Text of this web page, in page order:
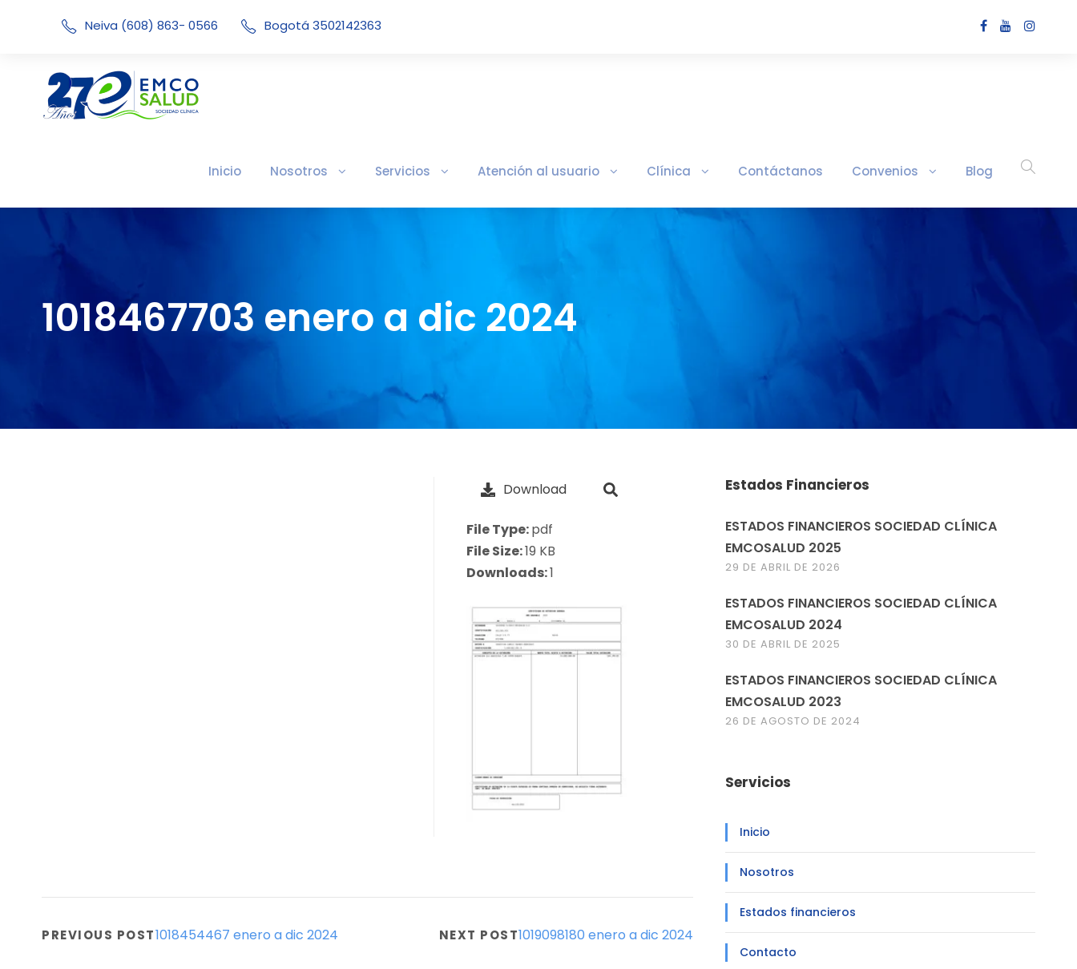
Neiva (608) 863- 0566 Bogotá 3502142363
Inicio Nosotros Servicios Atención al usuario Clínica Contáctanos Convenios Blog
1018467703 enero a dic 2024
Download
File Type:pdf
File Size:19 KB
Downloads:1
PREVIOUS POST1018454467 enero a dic 2024 NEXT POST1019098180 enero a dic 2024
Estados Financieros
ESTADOS FINANCIEROS SOCIEDAD CLÍNICA
EMCOSALUD 2025
29 DE ABRIL DE 2026
ESTADOS FINANCIEROS SOCIEDAD CLÍNICA
EMCOSALUD 2024
30 DE ABRIL DE 2025
ESTADOS FINANCIEROS SOCIEDAD CLÍNICA
EMCOSALUD 2023
26 DE AGOSTO DE 2024
Servicios
Inicio
Nosotros
Estados financieros
Contacto